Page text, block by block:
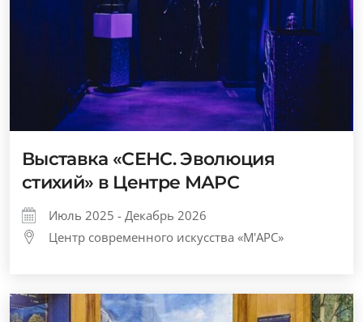
Выставка «СЕНС. Эволюция
стихий» в Центре МАРС
Июль 2025 - Декабрь 2026
Центр современного искусства «М'АРС»